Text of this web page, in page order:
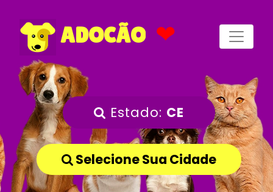
ADOCÃO ❤
Estado: CE
Selecione Sua Cidade